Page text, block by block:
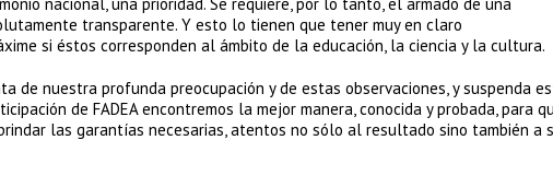
transparente. Y esto lo tienen que tener muy en claro
si éstos corresponden al ámbito de la educación, la ciencia y la cultura.
de nuestra profunda preocupación y de estas observaciones, y suspenda
de FADEA encontremos la mejor manera, conocida y probada, para
las garantías necesarias, atentos no sólo al resultado sino también a